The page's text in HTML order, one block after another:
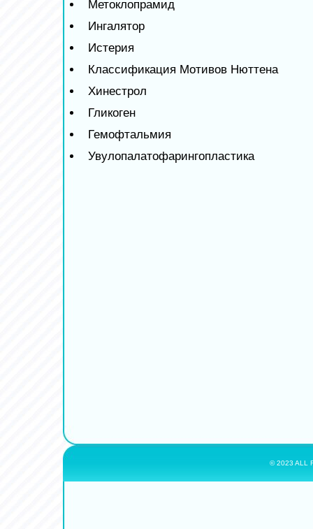
Метоклопрамид
Ингалятор
Истерия
Классификация Мотивов Нюттена
Хинестрол
Гликоген
Гемофтальмия
Увулопалатофарингопластика
© 2023 ALL